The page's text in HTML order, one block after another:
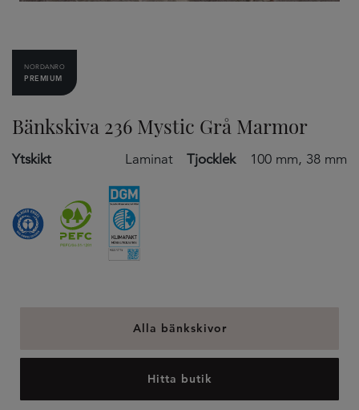
Bänkskiva 236 Mystic Grå Marmor
NORDANRO
PREMIUM
Ytskikt Laminat Tjocklek 100 mm, 38 mm
Alla bänkskivor
Hitta butik